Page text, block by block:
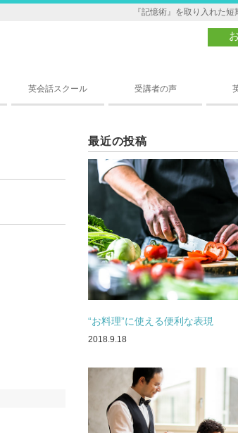
『記憶術』を取り入れた
英会話スクール 受講者の声
最近の投稿
“お料理”に使える便利な表現
2018.9.18